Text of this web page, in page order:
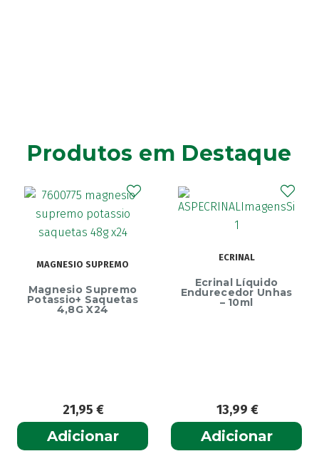
Produtos em Destaque
MAGNESIO SUPREMO
Magnesio Supremo
Potassio+ Saquetas
4,8G X24
21,95€
Adicionar
ECRINAL
Ecrinal Líquido
Endurecedor Unhas
– 10ml
13,99€
Adicionar